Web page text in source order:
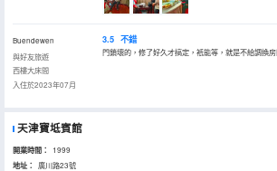
Buendewen
與好友旅遊
西樓大床間
入住於2023年07月
3.5 不錯
門鎖壞的，修了好久才搞定，衹能等，就是不給調換
天津寶坻賓館
開業時間： 1999
地址： 廣川路23號